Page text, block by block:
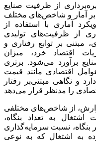
از ظرفیت‌‌‌ صنایع‌‌‌
‌‌‌بر آمار و شاخص‌‌‌های‌‌‌ مختلف‌‌‌
آماری‌‌‌ با استفاده از
از ظرفیت‌‌‌های‌‌‌ تولیدی‌‌‌
‌‌‌بر توابع‌‌‌ رفتاری‌‌‌ و
اقتصاد خرد، میزان
برآورد می‌شود. برتری‌‌‌
اقتصادی‌‌‌ مانند قیمت‌‌‌
و نگاهی‌‌‌ مبتنی‌‌‌بر رفتار
از شاخص‌‌‌های‌‌‌ مختلفی‌‌‌
به‌‌‌ تعداد بنگاه،
بنگاه، نسبت‌‌‌ سرمایه‌گذاری‌‌‌
به‌‌‌ اشتغال که‌‌‌ به ‌‌‌نوعی‌‌‌